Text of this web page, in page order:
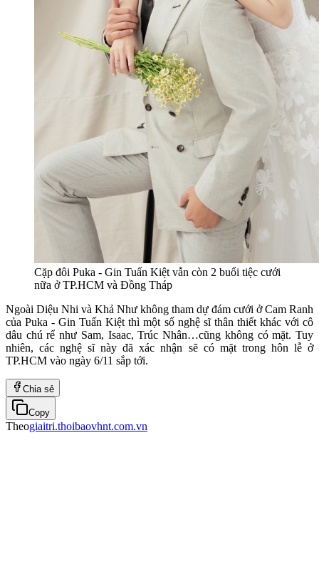
Cặp đôi Puka - Gin Tuấn Kiệt vẫn còn 2 buổi tiệc cưới
nữa ở TP.HCM và Đồng Tháp
Ngoài Diệu Nhi và Khả Như không tham dự đám cưới ở Cam Ranh
của Puka - Gin Tuấn Kiệt thì một số nghệ sĩ thân thiết khác với cô
dâu chú rể như Sam, Isaac, Trúc Nhân…cũng không có mặt. Tuy
nhiên, các nghệ sĩ này đã xác nhận sẽ có mặt trong hôn lễ ở
TP.HCM vào ngày 6/11 sắp tới.
Chia sẻ
Copy
Theogiaitri.thoibaovhnt.com.vn